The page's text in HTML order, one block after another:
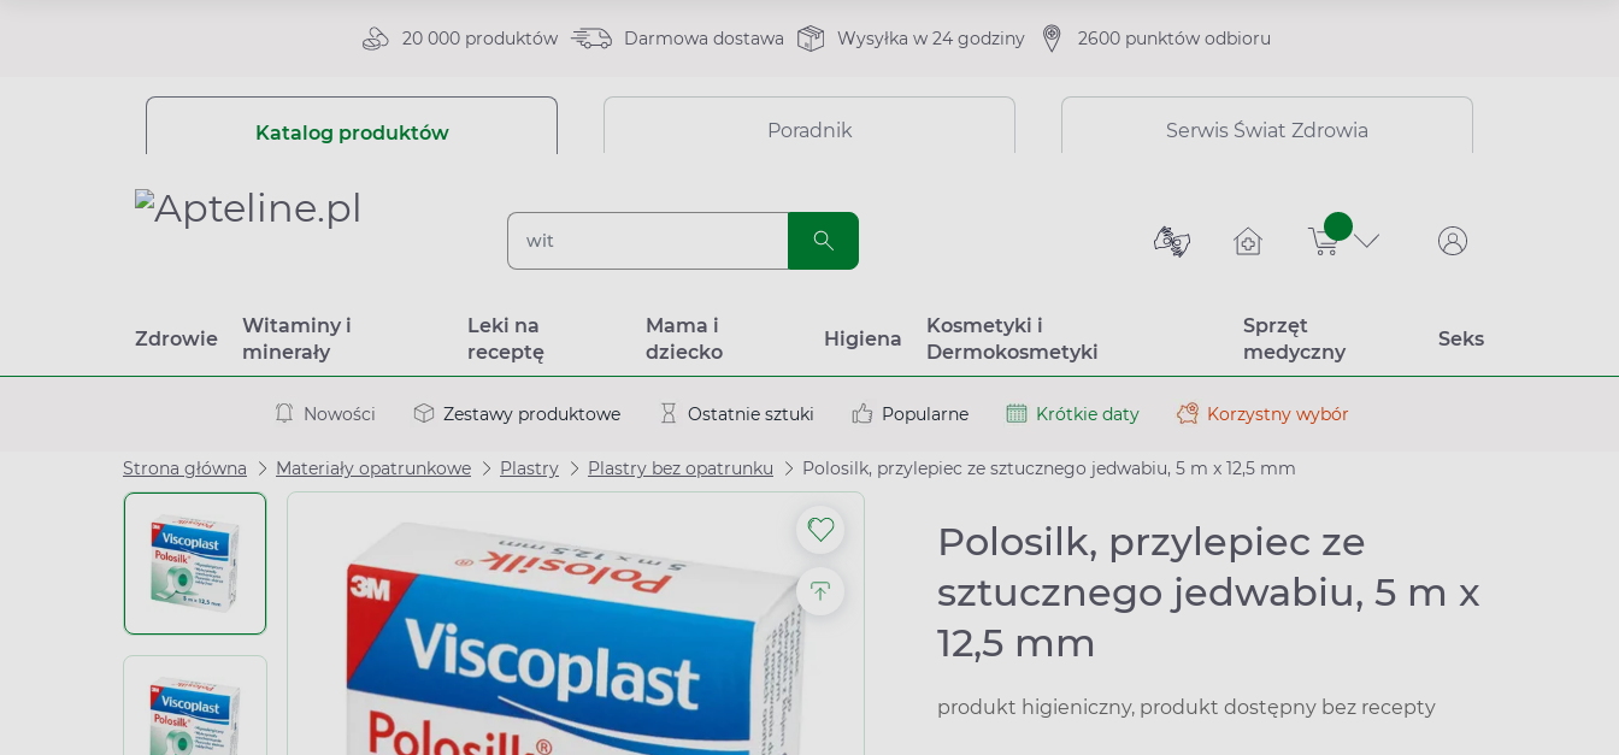
20 000 produktów Darmowa dostawa Wysyłka w 24 godziny 2600 punktów odbioru
Katalog produktów Poradnik Serwis Świat Zdrowia
sztuk
Zdrowie
Witaminy i
minerały
Leki na
receptę
Mama i
dziecko
Higiena
Kosmetyki i
Dermokosmetyki
Sprzęt
medyczny
Seks
Nowości Zestawy produktowe Ostatnie sztuki Popularne Krótkie daty Korzystny wybór
Strona główna Materiały opatrunkowe Plastry Plastry bez opatrunku Polosilk, przylepiec ze sztucznego jedwabiu, 5 m x 12,5 mm
Polosilk, przylepiec ze
sztucznego jedwabiu, 5 m x
12,5 mm
produkt higieniczny, produkt dostępny bez recepty